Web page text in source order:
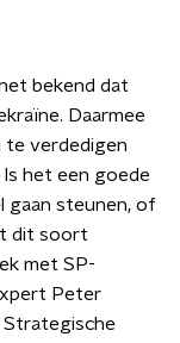
bekend dat
Daarmee
te verdedigen
Is het een goede
gaan steunen, of
dit soort
met SP-
Peter
Strategische